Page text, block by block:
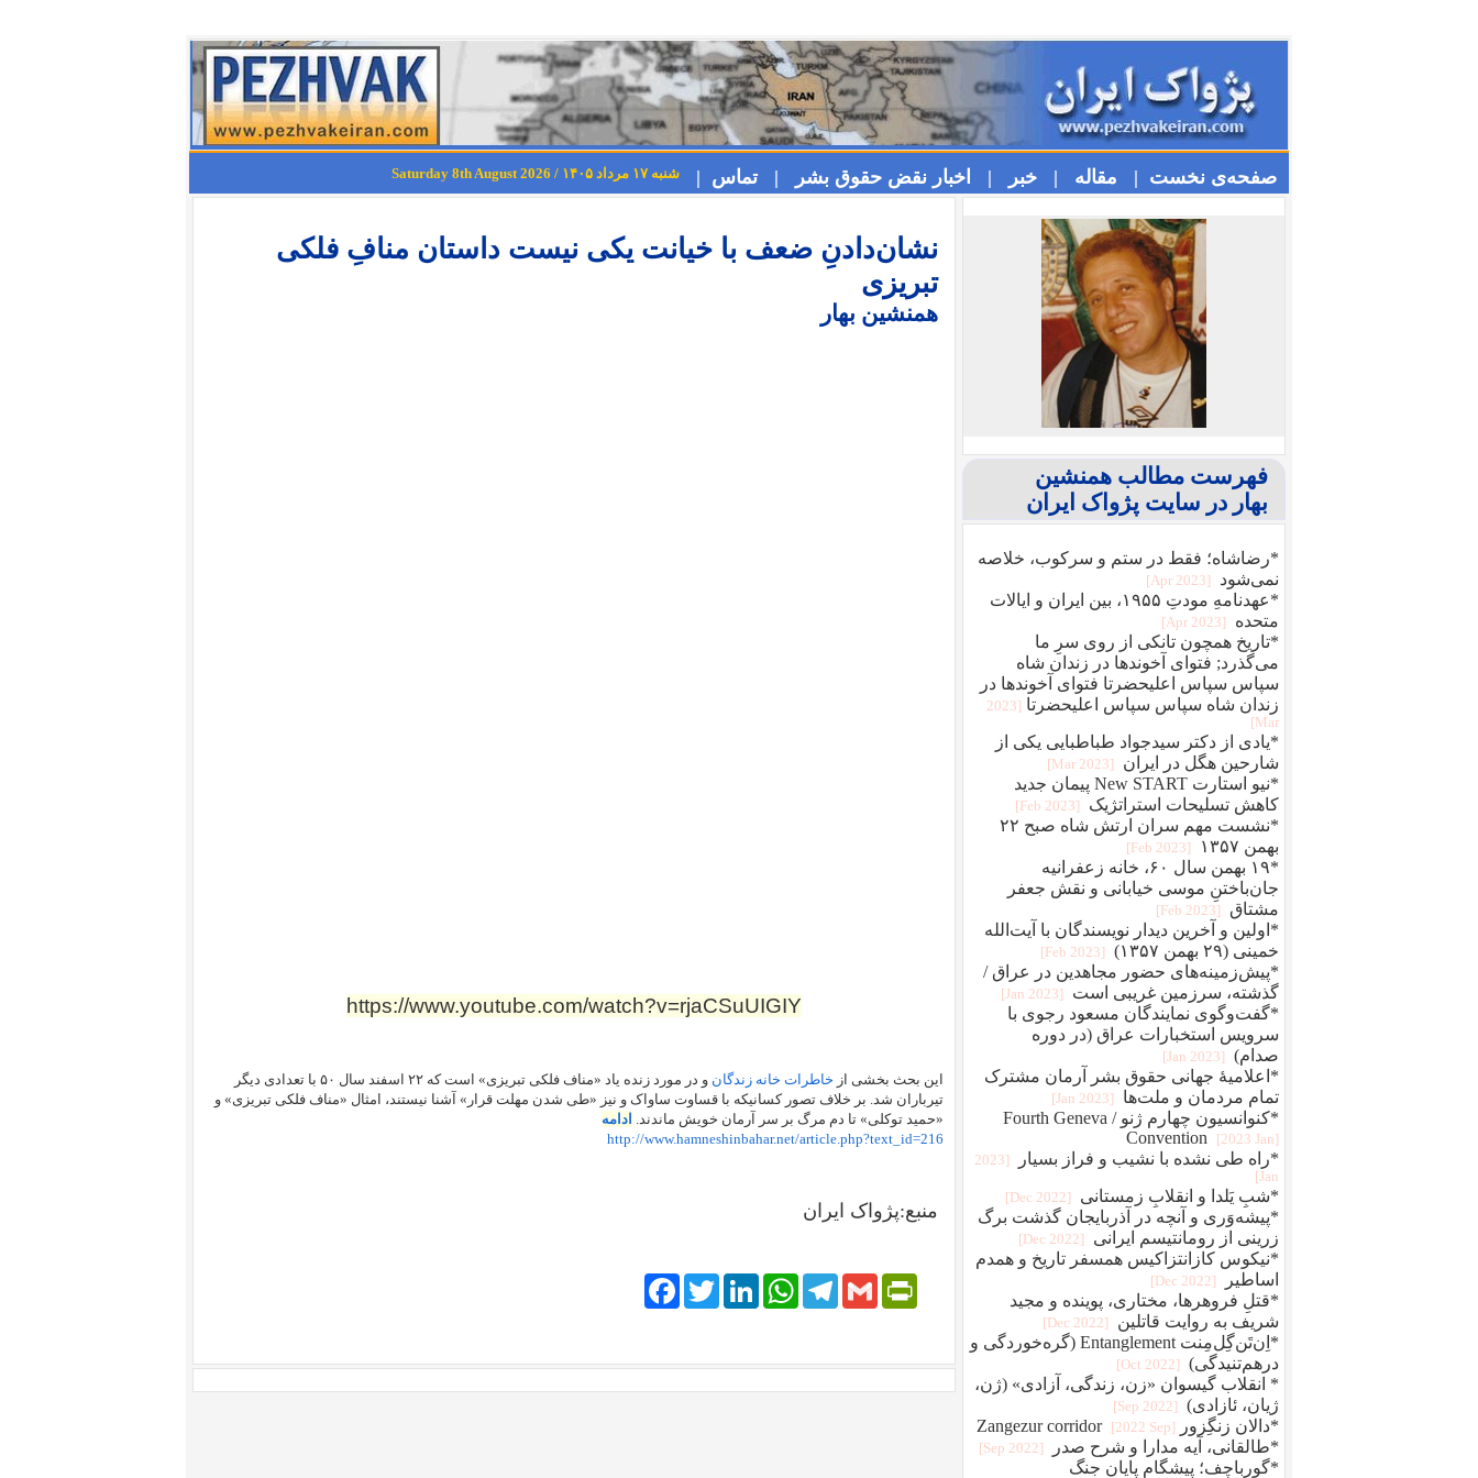
صفحه‌ی نخست | مقاله | خبر | اخبار نقض حقوق بشر | تماس | شنبه ۱۷ مرداد ۱۴۰۵ / Saturday 8th August 2026
نشان‌دادنِ ضعف با خیانت یکی نیست داستان منافِ فلکی
تبریزی
همنشین بهار
https://www.youtube.com/watch?v=rjaCSuUIGIY
این بحث بخشی از خاطرات خانه زندگان
و در مورد زنده یاد «مناف فلکی تبریزی» است که ۲۲ اسفند سال ۵۰ با تعدادی دیگر
تیرباران شد. بر خلاف تصور کسانیکه با قساوت ساواک و نیز «طی شدن مهلت قرار» آشنا نیستند، امثال «مناف فلکی تبریزی» و
«حمید توکلی» تا دم مرگ بر سر آرمان خویش ماندند.
ادامه
http://www.hamneshinbahar.net/article.php?text_id=216
منبع:پژواک ایران
FacebookTwitterLinkedIn
WhatsAppTelegramGmail
PrintFriendly
فهرست مطالب همنشین
بهار در سایت پژواک ایران
*رضاشاه؛ فقط در ستم و سرکوب، خلاصه
نمی‌شود
[2023 Apr]
*عهدنامهِ مودتِ ۱۹۵۵، بین ایران و ایالات
متحده
[2023 Apr]
*تاریخ همچون تانکی از روی سرِ ما
می‌گذرد; فتوای آخوندها در زندان شاه
سپاس سپاس اعلیحضرتا فتوای آخوندها در
زندان شاه سپاس سپاس اعلیحضرتا
[2023
Mar]
*یادی از دکتر سیدجواد طباطبایی یکی از
شارحین هگل در ایران
[2023 Mar]
*نیو استارت New START پیمان جدید
کاهش تسلیحات استراتژیک
[2023 Feb]
*نشست مهم سران ارتش شاه صبح ۲۲
بهمن ۱۳۵۷
[2023 Feb]
*۱۹ بهمن سال ۶۰، خانه زعفرانیه
جان‌باختنِ موسی خیابانی و نقش جعفر
مشتاق
[2023 Feb]
*اولین و آخرین دیدار نویسندگان با آیت‌الله
خمینی (۲۹ بهمن ۱۳۵۷)
[2023 Feb]
*پیش‌زمینه‌های حضور مجاهدین در عراق /
گذشته، سرزمین غریبی است
[2023 Jan]
*گفت‌وگوی نمایندگان مسعود رجوی با
سرویس استخبارات عراق (در دوره
صدام)
[2023 Jan]
*اعلامیهٔ جهانی حقوق بشر آرمان مشترک
تمام مردمان و ملت‌ها
[2023 Jan]
*کنوانسیون چهارم ژنو / Fourth Geneva
Convention
[2023 Jan]
*راه طی نشده با نشیب و فراز بسیار
[2023
Jan]
*شبِ یَلدا و انقلابِ زمستانی [2022 Dec]
*پیشه‌وَری و آنچه در آذربایجان گذشت برگ
زرینی از رومانتیسم ایرانی
[2022 Dec]
*نیکوس کازانتزاکیس همسفر تاریخ و همدم
اساطیر
[2022 Dec]
*قتلِ فروهرها، مختاری، پوینده و مجید
شریف به روایت قاتلین
[2022 Dec]
*اِن‌تَن‌گِل‌مِنت Entanglement (گره‌خوردگی و
درهم‌تنیدگی)
[2022 Oct]
* انقلاب گیسوان «زن، زندگی، آزادی» (ژن،
ژیان، ئازادی)
[2022 Sep]
*دالان زنگِزور Zangezur corridor [2022 Sep]
*طالقانی، آیه مدارا و شرح صدر [2022 Sep]
*گورباچف؛ پیشگام پایان جنگ